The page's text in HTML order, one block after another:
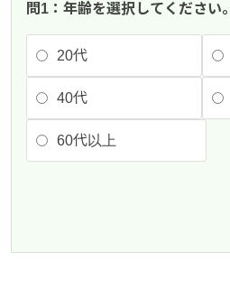
問1：年齢を選択してください。
20代
40代
60代以上